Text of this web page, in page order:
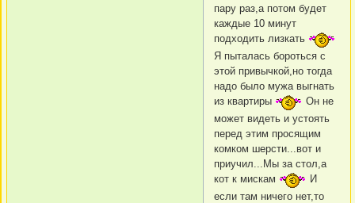
пару раз,а потом будет
каждые 10 минут
подходить лизкать
Я пыталась бороться с
этой привычкой,но тогда
надо было мужа выгнать
из квартиры
Он не
может видеть и устоять
перед этим просящим
комком шерсти...вот и
приучил...Мы за стол,а
кот к мискам
И
если там ничего нет,то